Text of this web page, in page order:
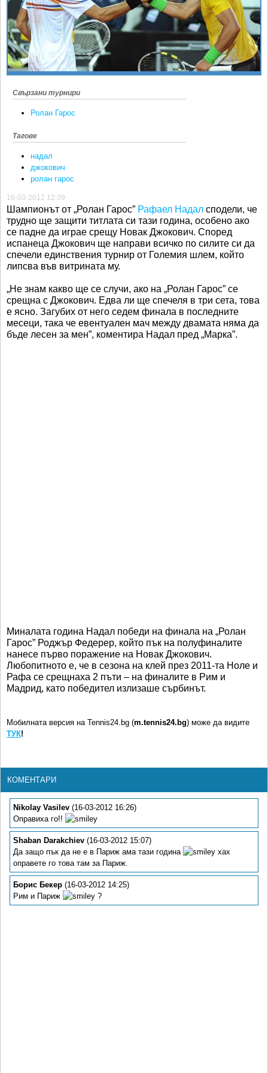
КЛУБОВЕ
БЛОГ
ВИДЕО
Спорт&Фитнес
Други
Любители
Свързани турнири
Ролан Гарос
Тагове
надал
джокович
ролан гарос
16-03-2012 12:39
Шампионът от „Ролан Гарос” Рафаел Надал сподели, че
трудно ще защити титлата си тази година, особено ако
се падне да играе срещу Новак Джокович. Според
испанеца Джокович ще направи всичко по силите си да
спечели единствения турнир от Големия шлем, който
липсва във витрината му.
„Не знам какво ще се случи, ако на „Ролан Гарос” се
срещна с Джокович. Едва ли ще спечеля в три сета, това
е ясно. Загубих от него седем финала в последните
месеци, така че евентуален мач между двамата няма да
бъде лесен за мен”, коментира Надал пред „Марка”.
Миналата година Надал победи на финала на „Ролан
Гарос” Роджър Федерер, който пък на полуфиналите
нанесе първо поражение на Новак Джокович.
Любопитното е, че в сезона на клей през 2011-та Ноле и
Рафа се срещнаха 2 пъти – на финалите в Рим и
Мадрид, като победител излизаше сърбинът.
Мобилната версия на Tennis24.bg (m.tennis24.bg) може да видите
ТУК!
КОМЕНТАРИ
Nikolay Vasilev (16-03-2012 16:26)
Оправиха го!!
Shaban Darakchiev (16-03-2012 15:07)
Да защо пък да не е в Париж ама тази година
хах
оправете го това там за Париж.
Борис Бекер (16-03-2012 14:25)
Рим и Париж
?